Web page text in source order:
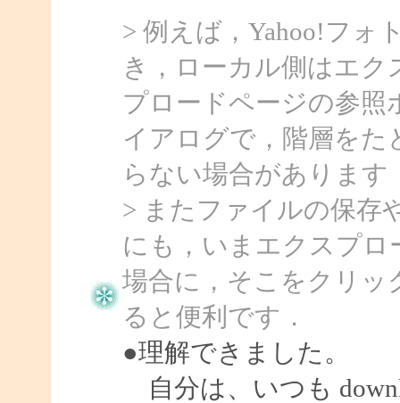
> 例えば，Yahoo!フォ
き，ローカル側はエ
プロードページの参
イアログで，階層を
らない場合があります
> またファイルの保存
にも，いまエクスプ
場合に，そこをクリッ
ると便利です．
●理解できました。
自分は、いつも